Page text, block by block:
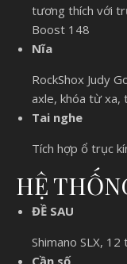
tương thích với
Boost 148
Nĩa
RockShox Judy
axle, khóa từ xa,
Tai nghe
Tích hợp ổ trục
HỆ
ĐỀ SAU
Shimano SLX, 12
Cần số